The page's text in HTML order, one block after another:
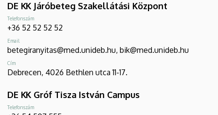
DE KK Járóbeteg Szakellátási Központ
Telefonszám
+36 52 52 52 52
Email
betegiranyitas@med.unideb.hu, bik@med.unideb.hu
Cím
Debrecen, 4026 Bethlen utca 11-17.
DE KK Gróf Tisza István Campus
Telefonszám